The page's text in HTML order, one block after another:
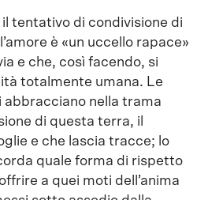
tentativo di condivisione di
è «un uccello rapace»
e che, così facendo, si
totalmente umana. Le
abbracciano nella trama
di questa terra, il
e che lascia tracce; lo
quale forma di rispetto
a quei moti dell’anima